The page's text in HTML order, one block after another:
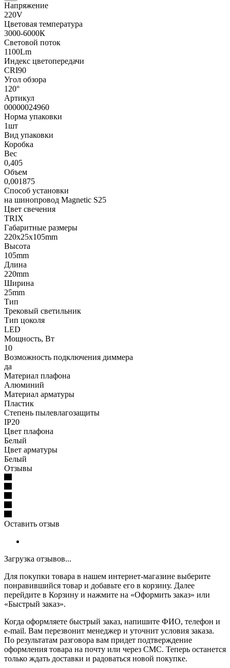
Напряжение
220V
Цветовая температура
3000-6000К
Световой поток
1100Lm
Индекс цветопередачи
CRI90
Угол обзора
120°
Артикул
00000024960
Норма упаковки
1шт
Вид упаковки
Коробка
Вес
0,405
Объем
0,001875
Способ установки
на шинопровод Magnetic S25
Цвет свечения
TRIX
Габаритные размеры
220х25х105mm
Высота
105mm
Длина
220mm
Ширина
25mm
Тип
Трековый светильник
Тип цоколя
LED
Мощность, Вт
10
Возможность подключения диммера
да
Материал плафона
Алюминий
Материал арматуры
Пластик
Степень пылевлагозащиты
IP20
Цвет плафона
Белый
Цвет арматуры
Белый
Отзывы
Оставить отзыв
Загрузка отзывов...
Для покупки товара в нашем интернет-магазине выберите
понравившийся товар и добавьте его в корзину. Далее
перейдите в Корзину и нажмите на «Оформить заказ» или
«Быстрый заказ».
Когда оформляете быстрый заказ, напишите ФИО, телефон и
e-mail. Вам перезвонит менеджер и уточнит условия заказа.
По результатам разговора вам придет подтверждение
оформления товара на почту или через СМС. Теперь останется
только ждать доставки и радоваться новой покупке.